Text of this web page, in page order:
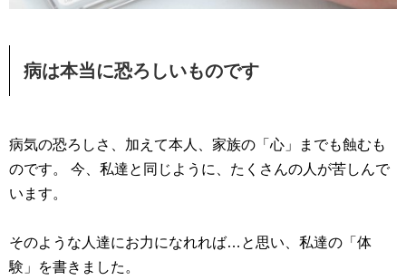
病は本当に恐ろしいものです
病気の恐ろしさ、加えて本人、家族の「心」までも蝕むも
のです。 今、私達と同じように、たくさんの人が苦しんで
います。
そのような人達にお力になれれば…と思い、私達の「体
験」を書きました。